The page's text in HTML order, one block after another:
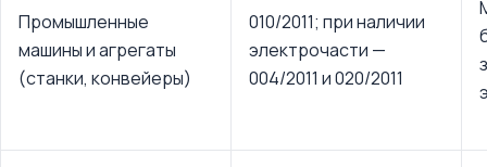
Промышленные
машины и агрегаты
(станки, конвейеры)
010/2011; при наличии
электрочасти —
004/2011 и 020/2011